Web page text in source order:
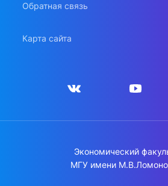
Обратная связь
Карта сайта
Экономический
МГУ имени